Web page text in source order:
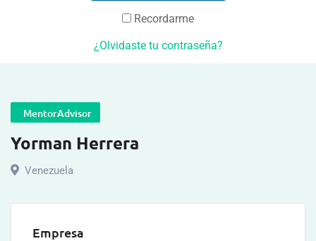
Recordarme
¿Olvidaste tu contraseña?
MentorAdvisor
Yorman Herrera
Venezuela
Empresa